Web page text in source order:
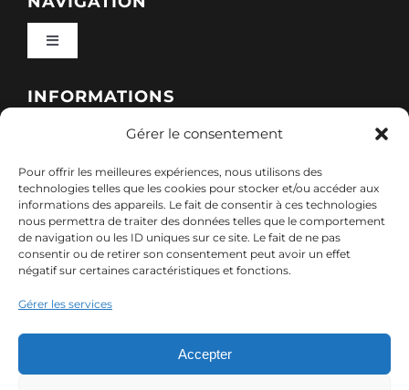
Gérer le consentement
Pour offrir les meilleures expériences, nous utilisons des
technologies telles que les cookies pour stocker et/ou accéder aux
informations des appareils. Le fait de consentir à ces technologies
nous permettra de traiter des données telles que le comportement
de navigation ou les ID uniques sur ce site. Le fait de ne pas
consentir ou de retirer son consentement peut avoir un effet
négatif sur certaines caractéristiques et fonctions.
Gérer les services
Accepter
Toggle
Qui sommes-nous ?
Nos sessions
Ressources
Contact
INFORMATIONS
Politique de cookies (UE)
Mentions légales
Politique de confidentialité des données (RGPD)
CONTACT
7, rue de Marigné-Peuton – 53200 Château-
Gontier
contact@adx-formation.com